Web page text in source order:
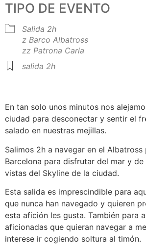
TIPO DE EVENTO
Salida 2h
z Barco Albatross
zz Patrona Carla
salida 2h
En tan solo unos minutos nos
ciudad para desconectar y sentir el
salado en nuestras mejillas.
Salimos 2h a navegar en el
Barcelona para disfrutar del mar y de
vistas del Skyline de la ciudad.
Esta salida es imprescindible para
que nunca han navegado y quieren
esta afición les gusta. También para
aficionadas que quieran navegar a
interese ir cogiendo soltura al timón.